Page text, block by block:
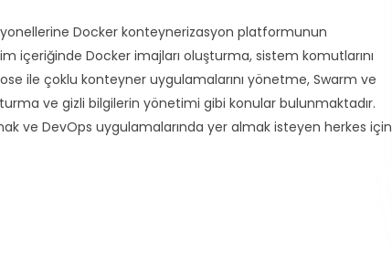
Docker konteynerizasyon platformunun
içeriğinde Docker imajları oluşturma, sistem komutlarını
ile çoklu konteyner uygulamalarını yönetme, Swarm ve
ve gizli bilgilerin yönetimi gibi konular bulunmaktadır.
ve DevOps uygulamalarında yer almak isteyen herkes için